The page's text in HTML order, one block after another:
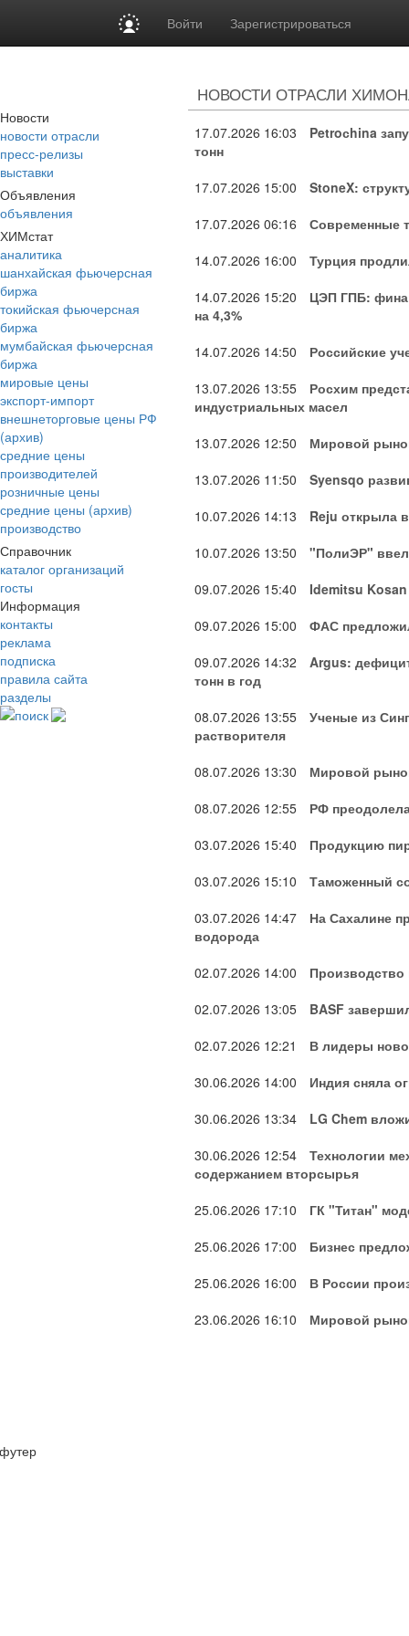
Войти Зарегистрироваться
Новости
новости отрасли
пресс-релизы
выставки
Объявления
объявления
ХИМстат
аналитика
шанхайская фьючерсная
биржа
токийская фьючерсная
биржа
мумбайская фьючерсная
биржа
мировые цены
экспорт-импорт
внешнеторговые цены РФ
(архив)
средние цены
производителей
розничные цены
средние цены (архив)
производство
Справочник
каталог организаций
госты
Информация
контакты
реклама
подписка
правила сайта
разделы
поиск
НОВОСТИ ОТРАСЛИ
17.07.2026 16:03
Petroсhina
тонн
17.07.2026 15:00
StoneX:
17.07.2026 06:16
Современные
14.07.2026 16:00
Турция
14.07.2026 15:20
ЦЭП ГПБ:
на 4,3%
14.07.2026 14:50
Российские
13.07.2026 13:55
Росхим
индустриальных масел
13.07.2026 12:50
Мировой
13.07.2026 11:50
Syensqo
10.07.2026 14:13
Reju открыла
10.07.2026 13:50
"ПолиЭР"
09.07.2026 15:40
Idemitsu
09.07.2026 15:00
ФАС
09.07.2026 14:32
Argus:
тонн в год
08.07.2026 13:55
Ученые из
растворителя
08.07.2026 13:30
Мировой
08.07.2026 12:55
РФ
03.07.2026 15:40
Продукцию
03.07.2026 15:10
Таможенный
03.07.2026 14:47
На Сахалине
водорода
02.07.2026 14:00
Производство
02.07.2026 13:05
BASF
02.07.2026 12:21
В лидеры
30.06.2026 14:00
Индия сняла
30.06.2026 13:34
LG Chem
30.06.2026 12:54
Технологии
содержанием вторсырья
25.06.2026 17:10
ГК "Титан"
25.06.2026 17:00
Бизнес
25.06.2026 16:00
В России
23.06.2026 16:10 Мировой
футер